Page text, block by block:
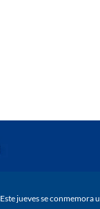
Este jueves se conmemora